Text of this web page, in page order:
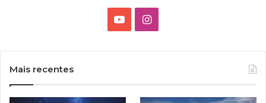
I
Mais recentes